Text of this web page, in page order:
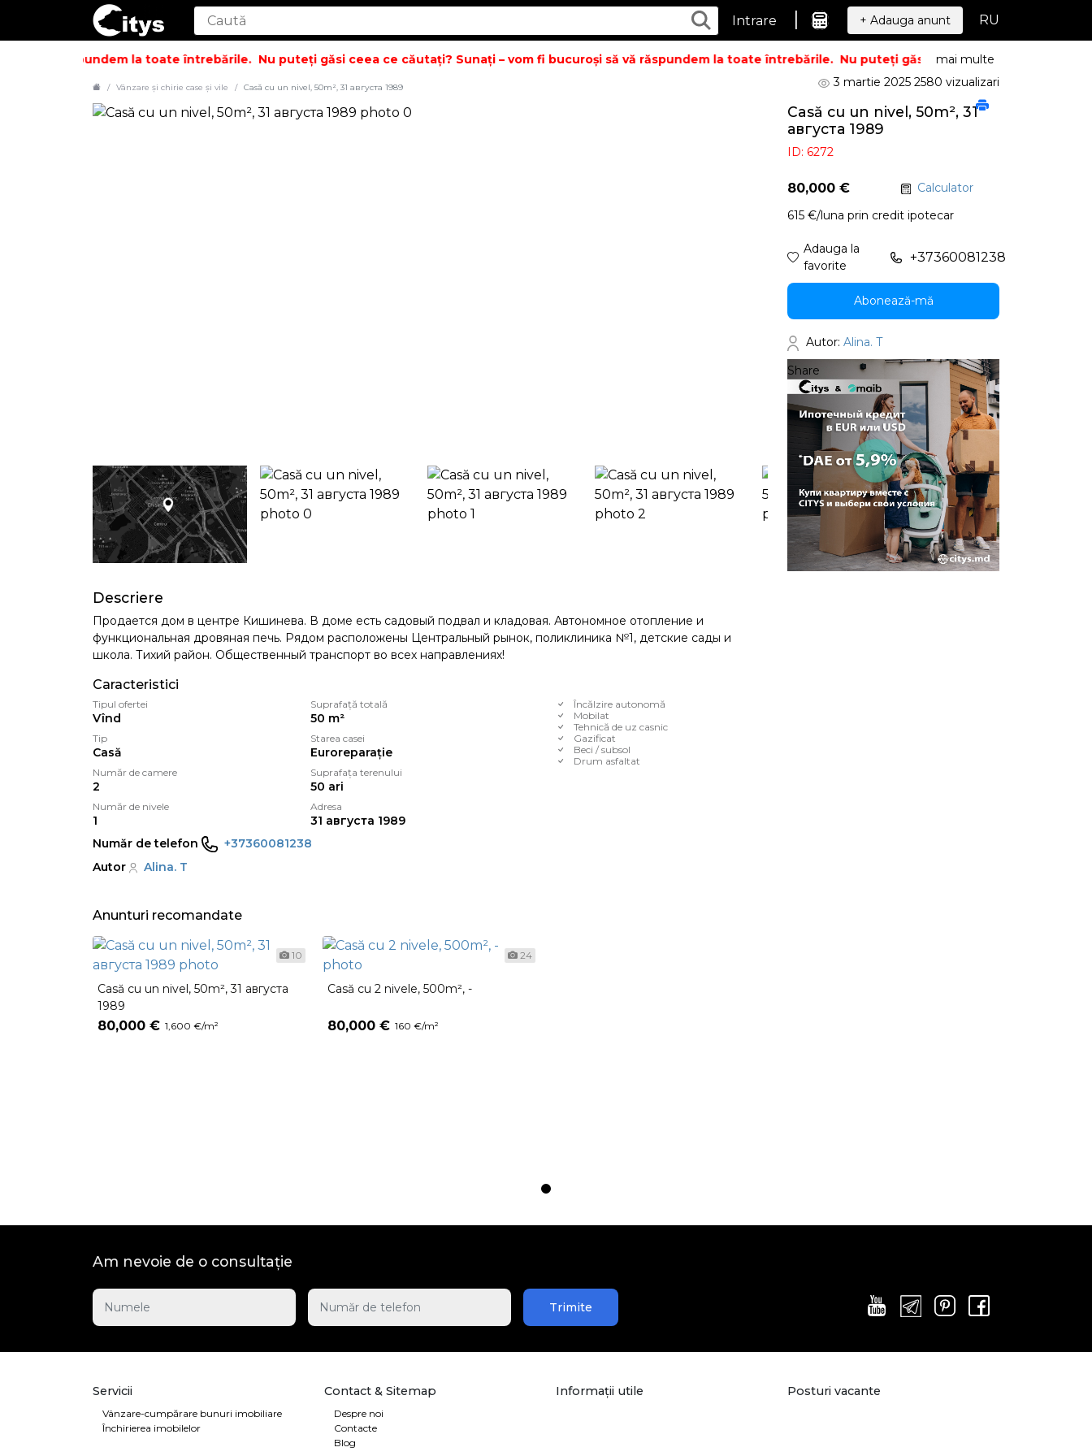
Intrare | + Adauga anunt RU
să vă răspundem la toate întrebările. Nu puteți găsi ceea ce căutați? Sunați – vom fi bucuroși să vă răspundem la toate întrebările. Nu puteți găsi ceea ce căutați? Sunați –
mai multe
Vânzare și chirie case şi vile Casă cu un nivel, 50m², 31 августа 1989
Descriere
Продается дом в центре Кишинева. В доме есть садовый подвал и кладовая. Автономное отопление и
функциональная дровяная печь. Рядом расположены Центральный рынок, поликлиника №1, детские сады и
школа. Тихий район. Общественный транспорт во всех направлениях!
Caracteristici
Tipul ofertei
Vînd
Suprafață totală
50 m²
Tip
Casă
Starea casei
Euroreparație
Număr de camere
2
Suprafața terenului
50 ari
Număr de nivele
1
Adresa
31 августа 1989
Număr de telefon
+37360081238
Autor
Alina. T
Încălzire autonomă
Mobilat
Tehnică de uz casnic
Gazificat
Beci / subsol
Drum asfaltat
3 martie 2025 2580 vizualizari
Casă cu un nivel, 50m², 31
августа 1989
ID: 6272
80,000 €
Calculator
615 €/luna prin credit ipotecar
Adauga la
favorite
+37360081238
Abonează-mă
Autor: Alina. T
Share
Anunturi recomandate
10
Casă cu un nivel, 50m², 31 августа
1989
80,000 € 1,600 €/m²
24
Casă cu 2 nivele, 500m², -
80,000 € 160 €/m²
Am nevoie de o consultație
Trimite
Servicii
Vânzare-cumpărare bunuri imobiliare
Închirierea imobilelor
Contact & Sitemap
Despre noi
Contacte
Blog
Informații utile Posturi vacante